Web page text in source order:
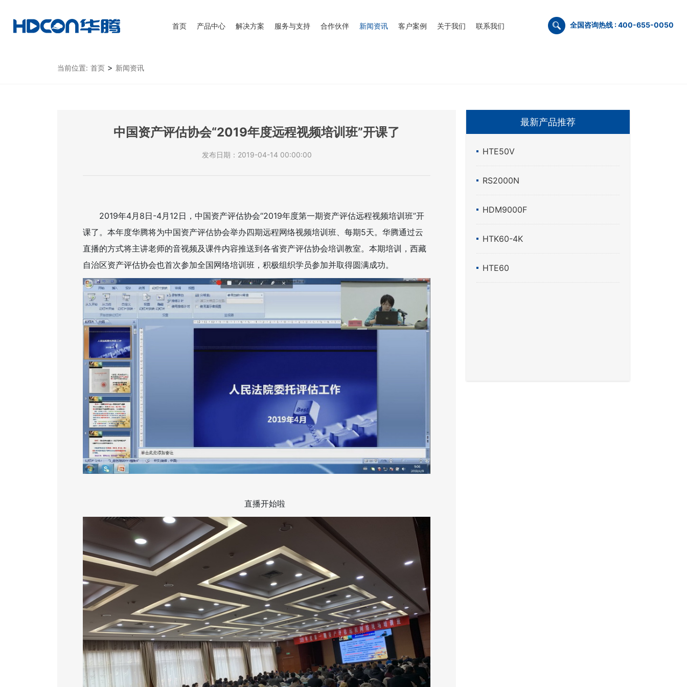
首页 产品中心 解决方案 服务与支持 合作伙伴 新闻资讯 客户案例 关于我们 联系我们 全国咨询热线 : 400-655-0050
当前位置: 首页 > 新闻资讯
最新产品推荐
HTE50V
RS2000N
HDM9000F
HTK60-4K
HTE60
中国资产评估协会“2019年度远程视频培训班”开课了
发布日期：2019-04-14 00:00:00
2019年4月 8日-4月 12日，中国资产评估协会“2019年度第一期资产评估远程视频培训班”开
课了。本年度华腾将为中国资产评估协会举办四期远程网络视频培训班、每期5天。华腾通过云
直播的方式将主讲老师的音视频及课件内容推送到各省资产评估协会培训教室。本期培训，西藏
自治区资产评估协会也首次参加全国网络培训班，积极组织学员参加并取得圆满成功。
直播开始啦